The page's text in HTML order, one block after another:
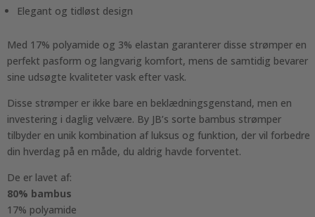
Elegant og tidløst design
Med 17% polyamide og 3% elastan garanterer disse strømper en
perfekt pasform og langvarig komfort, mens de samtidig bevarer
sine udsøgte kvaliteter vask efter vask.
Disse strømper er ikke bare en beklædningsgenstand, men en
investering i daglig velvære. By JB’s sorte bambus strømper
tilbyder en unik kombination af luksus og funktion, der vil forbedre
din hverdag på en måde, du aldrig havde forventet.
De er lavet af:
80% bambus
17% polyamide